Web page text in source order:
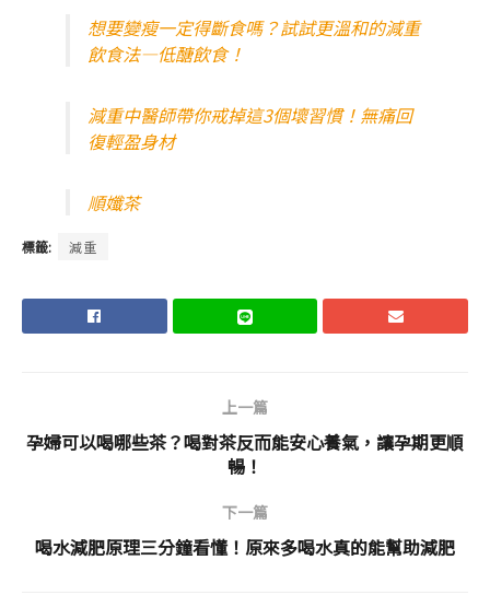
想要變瘦一定得斷食嗎？試試更溫和的減重
飲食法—低醣飲食！
減重中醫師帶你戒掉這3個壞習慣！無痛回
復輕盈身材
順孅茶
標籤: 減重
上一篇
孕婦可以喝哪些茶？喝對茶反而能安心養氣，讓孕期更順
暢！
下一篇
喝水減肥原理三分鐘看懂！原來多喝水真的能幫助減肥